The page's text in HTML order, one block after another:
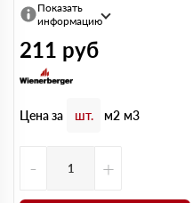
Показать
информацию
211 руб
Цена за шт. м2 м3
- +